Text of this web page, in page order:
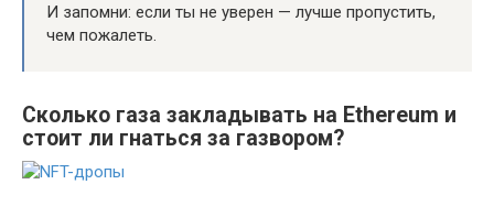
И запомни: если ты не уверен — лучше пропустить,
чем пожалеть.
Сколько газа закладывать на Ethereum и
стоит ли гнаться за газвором?